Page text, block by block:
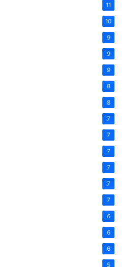
11
10
9
9
9
8
8
7
7
7
7
7
7
6
6
6
5